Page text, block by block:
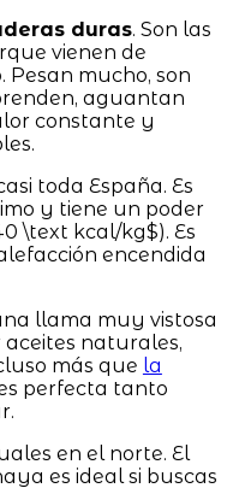
duras. Son las
vienen de
Pesan mucho, son
aguantan
constante y
toda España. Es
y tiene un poder
\text kcal/kg$). Es
encendida
llama muy vistosa
naturales,
más que la
perfecta tanto
en el norte. El
es ideal si buscas